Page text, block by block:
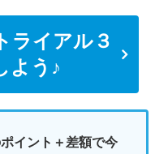
ライアル３
よう♪
イント＋差額で今